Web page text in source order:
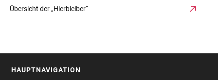
Übersicht der „Hierbleiber“
HAUPTNAVIGATION